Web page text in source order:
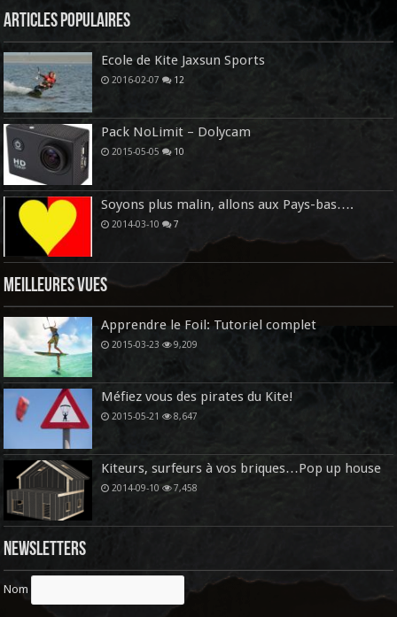
Articles Populaires
Ecole de Kite Jaxsun Sports
2016-02-07 12
Pack NoLimit – Dolycam
2015-05-05 10
Soyons plus malin, allons aux Pays-bas….
2014-03-10 7
Meilleures vues
Apprendre le Foil: Tutoriel complet
2015-03-23 9,209
Méfiez vous des pirates du Kite!
2015-05-21 8,647
Kiteurs, surfeurs à vos briques…Pop up house
2014-09-10 7,458
Newsletters
Nom